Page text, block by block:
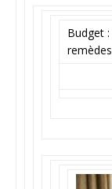
Budget
remèdes